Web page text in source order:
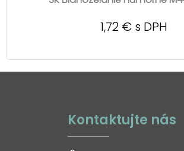
1,72 € s DPH
Kontaktujte nás